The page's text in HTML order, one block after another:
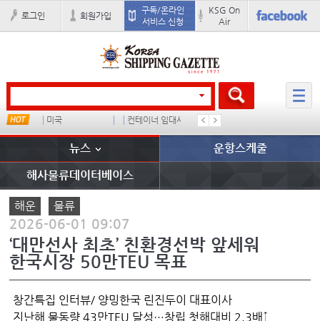
로그인 회원가입
구독/온라인
서비스 신청
KSG On
Air
미국 컨테이너 임대사 더블
뉴스 운항스케줄
해사물류데이터베이스
해운 물류
2026-06-01 09:07
‘대만선사 최초’ 친환경선박 앞세워
한국시장 50만TEU 목표
창간특집 인터뷰/ 양밍한국 린진두이 대표이사
지난해 물동량 43만TEU 달성…창립 첫해대비 2.3배↑